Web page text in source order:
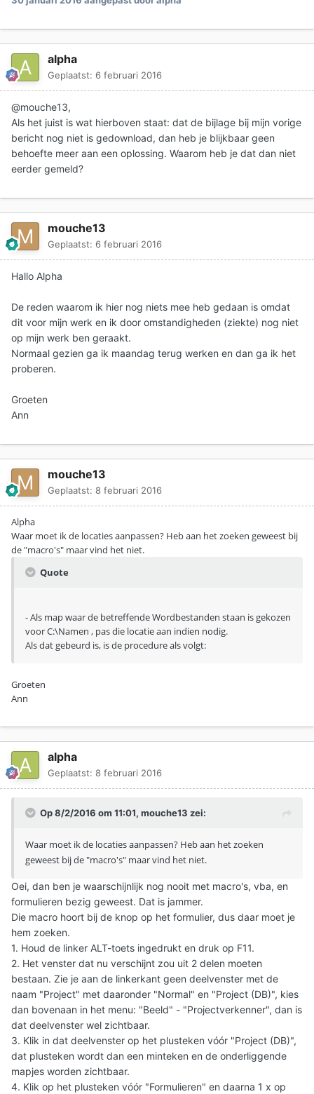
alpha
Geplaatst: 6 februari 2016
@mouche13,
Als het juist is wat hierboven staat: dat de bijlage bij mijn vorige
bericht nog niet is gedownload, dan heb je blijkbaar geen
behoefte meer aan een oplossing. Waarom heb je dat dan niet
eerder gemeld?
mouche13
Geplaatst: 6 februari 2016
Hallo Alpha
De reden waarom ik hier nog niets mee heb gedaan is omdat
dit voor mijn werk en ik door omstandigheden (ziekte) nog niet
op mijn werk ben geraakt.
Normaal gezien ga ik maandag terug werken en dan ga ik het
proberen.
Groeten
Ann
mouche13
Geplaatst: 8 februari 2016
Alpha
Waar moet ik de locaties aanpassen? Heb aan het zoeken geweest bij
de "macro's" maar vind het niet.
Quote
- Als map waar de betreffende Wordbestanden staan is gekozen
voor C:\Namen , pas die locatie aan indien nodig.
Als dat gebeurd is, is de procedure als volgt:
Groeten
Ann
alpha
Geplaatst: 8 februari 2016
Op 8/2/2016 om 11:01, mouche13 zei:
Waar moet ik de locaties aanpassen? Heb aan het zoeken
geweest bij de "macro's" maar vind het niet.
Oei, dan ben je waarschijnlijk nog nooit met macro's, vba, en
formulieren bezig geweest. Dat is jammer.
Die macro hoort bij de knop op het formulier, dus daar moet je
hem zoeken.
1. Houd de linker ALT-toets ingedrukt en druk op F11.
2. Het venster dat nu verschijnt zou uit 2 delen moeten
bestaan. Zie je aan de linkerkant geen deelvenster met de
naam "Project" met daaronder "Normal" en "Project (DB)", kies
dan bovenaan in het menu: "Beeld" - "Projectverkenner", dan is
dat deelvenster wel zichtbaar.
3. Klik in dat deelvenster op het plusteken vóór "Project (DB)",
dat plusteken wordt dan een minteken en de onderliggende
mapjes worden zichtbaar.
4. Klik op het plusteken vóór "Formulieren" en daarna 1 x op